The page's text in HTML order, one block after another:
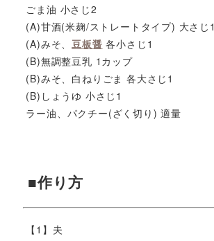
ごま油 小さじ2
(A)甘酒(米麹/ストレートタイプ) 大さじ1
(A)みそ、豆板醤 各小さじ1
(B)無調整豆乳 1カップ
(B)みそ、白ねりごま 各大さじ1
(B)しょうゆ 小さじ1
ラー油、パクチー(ざく切り) 適量
■作り方
【1】夫